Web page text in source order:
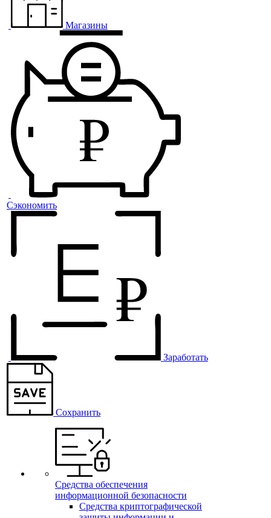
Магазины
Сэкономить
Заработать
Сохранить
Средства обеспечения
информационной безопасности
Средства криптографической